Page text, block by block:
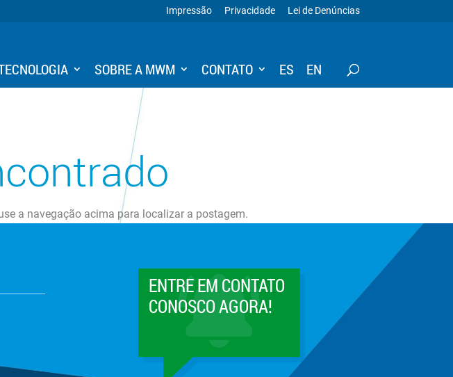
Impressão Privacidade Lei de Denúncias
SOBRE A MWM CONTATO ES EN
a navegação acima para localizar a postagem.
ENTRE EM CONTATO
CONOSCO AGORA!